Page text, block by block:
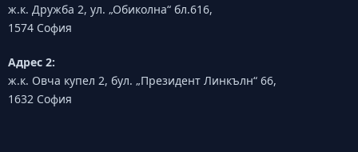
ж.к. Дружба 2, ул. „Обиколна“ бл.616,
1574 София
Адрес 2:
ж.к. Овча купел 2, бул. „Президент Линкълн“ 66,
1632 София